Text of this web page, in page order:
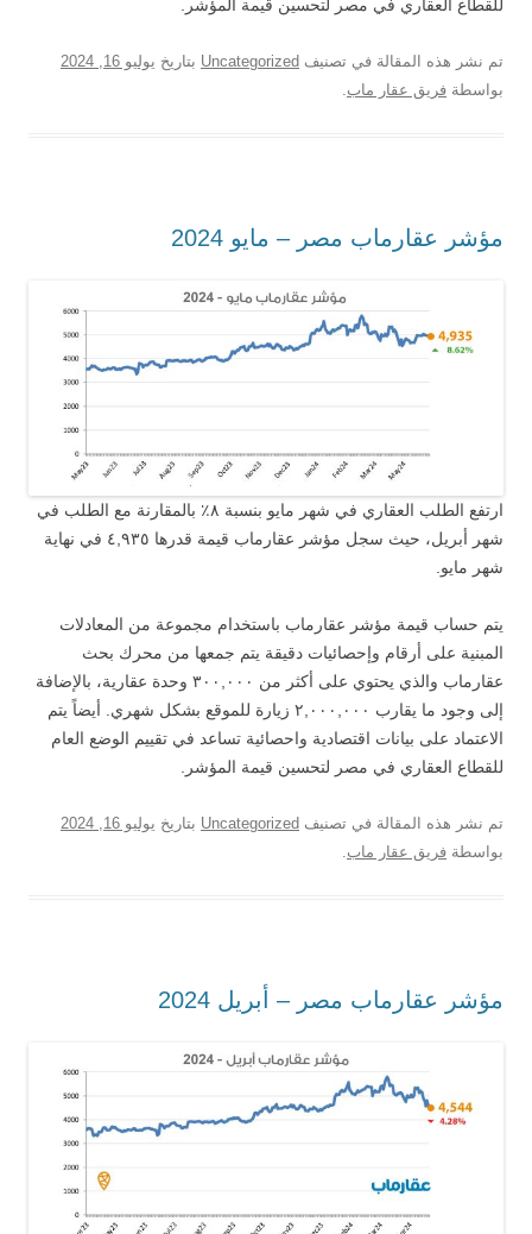
للقطاع العقاري في مصر لتحسين قيمة المؤشر.
تم نشر هذه المقالة في تصنيف Uncategorized بتاريخ يوليو 16, 2024
بواسطة فريق عقار ماب.
مؤشر عقارماب مصر – مايو 2024
ارتفع الطلب العقاري في شهر مايو بنسبة ٨٪ بالمقارنة مع الطلب في
شهر أبريل، حيث سجل مؤشر عقارماب قيمة قدرها ٤,٩٣٥ في نهاية
شهر مايو.
يتم حساب قيمة مؤشر عقارماب باستخدام مجموعة من المعادلات
المبنية على أرقام وإحصائيات دقيقة يتم جمعها من محرك بحث
عقارماب والذي يحتوي على أكثر من ٣٠٠,٠٠٠ وحدة عقارية، بالإضافة
إلى وجود ما يقارب ٢,٠٠٠,٠٠٠ زيارة للموقع بشكل شهري. أيضاً يتم
الاعتماد على بيانات اقتصادية واحصائية تساعد في تقييم الوضع العام
للقطاع العقاري في مصر لتحسين قيمة المؤشر.
تم نشر هذه المقالة في تصنيف Uncategorized بتاريخ يوليو 16, 2024
بواسطة فريق عقار ماب
مؤشر عقارماب مصر – أبريل 2024